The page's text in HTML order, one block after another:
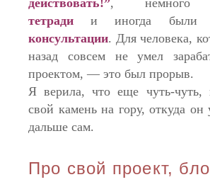
тетради и иногда были
консультации. Для человека,
назад совсем не умел
проектом, — это был прорыв.
Я верила, что еще чуть-
свой камень на гору, откуда он
дальше сам.
Про свой проект,